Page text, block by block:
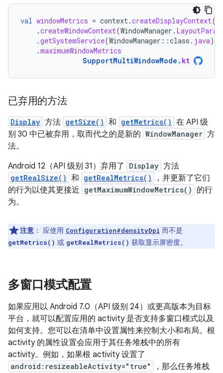
val windowMetrics = context.createDisplayContext(
.createWindowContext(WindowManager .
.getSystemService(WindowManager ::class . java)
.maximumWindowMetrics
SupportMultiWindowMode . kt
已弃用的方法
Display 方法 getSize() 和 getMetrics() 在 API 级
别 30 中已被弃用，取而代之的是新的 WindowManager 方
法。
Android 12（API 级别 31）弃用了
Display 方法
getRealSize() 和 getRealMetrics()
，并更新了它们
的行为以使其更接近 getMaximumWindowMetrics()
的行
为。
注意 ： 应使用 Configuration#densityDpi 而不是
getMetrics() 或 getRealMetrics() 获取显示屏密度。
多窗口模式配置
如果应用以 Android 7.0（API 级别 24）或更高版本为目标
平台，就可以配置应用的 activity 是否支持多窗口模式以及
如何支持。您可以在清单中设置属性来控制大小和布局。根
activity 的属性设置会应用于其任务堆栈中的所有
activity。例如，如果根 activity 设置了
android:resizeableActivity="true"
，那么任务堆栈